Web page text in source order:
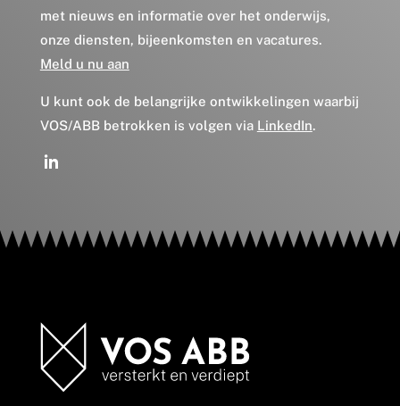
met nieuws en informatie over het onderwijs,
onze diensten, bijeenkomsten en vacatures.
Meld u nu aan
U kunt ook de belangrijke ontwikkelingen waarbij
VOS/ABB betrokken is volgen via LinkedIn.